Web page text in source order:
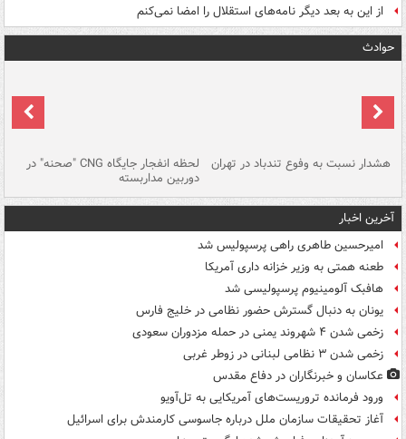
از این به بعد دیگر نامه‌های استقلال را امضا نمی‌کنم
حوادث
هشدار نسبت به وفوع تندباد در تهران لحظه انفجار جایگاه CNG "صحنه" در
دوربین مداربسته
آخرین اخبار
امیرحسین طاهری راهی پرسپولیس شد
طعنه همتی به وزیر خزانه داری آمریکا
هافبک آلومینیوم پرسپولیسی شد
یونان به دنبال گسترش حضور نظامی در خلیج فارس
زخمی شدن ۴ شهروند یمنی در حمله مزدوران سعودی
زخمی شدن ۳ نظامی لبنانی در زوطر غربی
عکاسان و خبرنگاران در دفاع مقدس
ورود فرمانده تروریست‌های آمریکایی به تل‌آویو
آغاز تحقیقات سازمان ملل درباره جاسوسی کارمندش برای اسرائیل